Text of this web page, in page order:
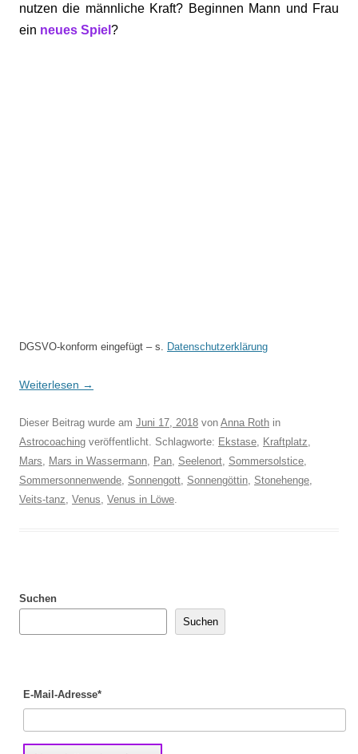
nutzen die männliche Kraft? Beginnen Mann und Frau
ein neues Spiel ?
DGSVO-konform eingefügt – s. Datenschutzerklärung
Weiterlesen →
Dieser Beitrag wurde am Juni 17, 2018 von Anna Roth in
Astrocoaching veröffentlicht. Schlagworte: Ekstase, Kraftplatz,
Mars, Mars in Wassermann, Pan, Seelenort, Sommersolstice,
Sommersonnenwende, Sonnengott, Sonnengöttin, Stonehenge,
Veits-tanz, Venus, Venus in Löwe.
Suchen
Suchen
E-Mail-Adresse*